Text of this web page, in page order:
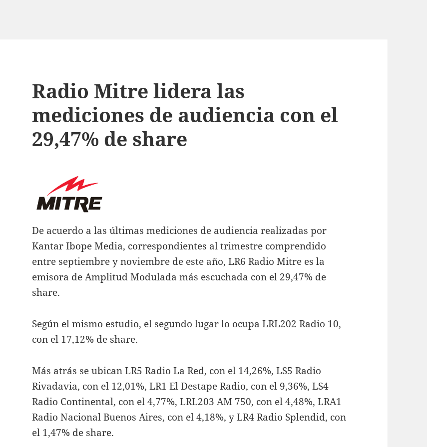
Radio Mitre lidera las
mediciones de audiencia con el
29,47% de share
De acuerdo a las últimas mediciones de audiencia realizadas por
Kantar Ibope Media, correspondientes al trimestre comprendido
entre septiembre y noviembre de este año, LR6 Radio Mitre es la
emisora de Amplitud Modulada más escuchada con el 29,47% de
share.
Según el mismo estudio, el segundo lugar lo ocupa LRL202 Radio 10,
con el 17,12% de share.
Más atrás se ubican LR5 Radio La Red, con el 14,26%, LS5 Radio
Rivadavia, con el 12,01%, LR1 El Destape Radio, con el 9,36%, LS4
Radio Continental, con el 4,77%, LRL203 AM 750, con el 4,48%, LRA1
Radio Nacional Buenos Aires, con el 4,18%, y LR4 Radio Splendid, con
el 1,47% de share.